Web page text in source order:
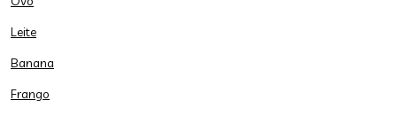
Leite
Banana
Frango